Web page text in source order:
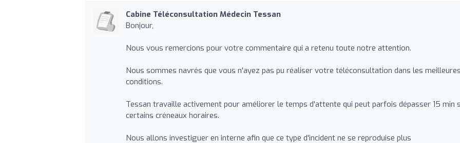
Cabine Téléconsultation Médecin Tessan
Bonjour,
Nous vous remercions pour votre commentaire qui a retenu toute notre attention.
Nous sommes navrés que vous n'ayez pas pu réaliser votre téléconsultation dans les
conditions.
Tessan travaille activement pour améliorer le temps d'attente qui peut parfois dépasser 15 min
certains créneaux horaires.
Nous allons investiguer en interne afin que ce type d'incident ne se reproduise plus